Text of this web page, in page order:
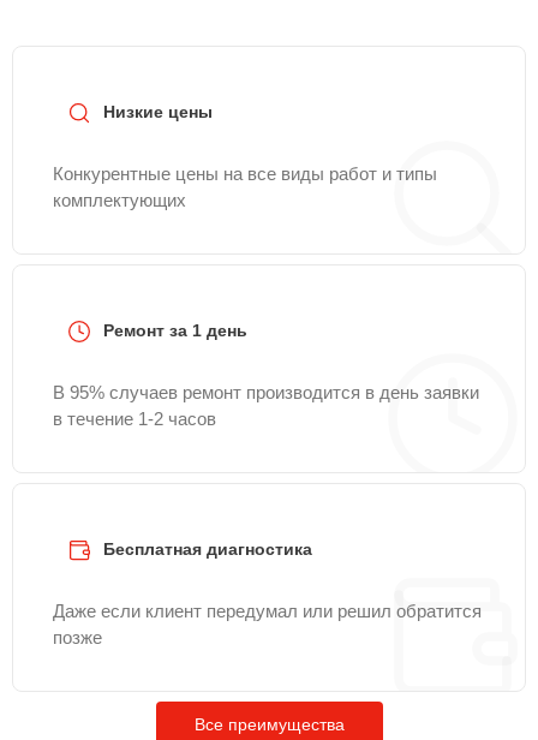
Низкие цены
Конкурентные цены на все виды работ и типы
комплектующих
Ремонт за 1 день
В 95% случаев ремонт производится в день заявки
в течение 1-2 часов
Бесплатная диагностика
Даже если клиент передумал или решил обратится
позже
Все преимущества